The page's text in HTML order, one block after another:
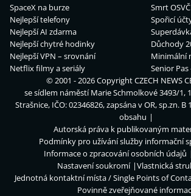
SpaceX na burze
Nejlepší telefony
Nejlepší AI zdarma
Nejlepší chytré hodinky
Nejlepší VPN – srovnání
Netflix filmy a seriály
Smrt OSVČ
Spořicí
Důchody
Minimální
Senior Pas
© 2001 - 2026 CopyrightCZECH NEWS
se sídlem náměstí Marie Schmolkové 3493/1,
Strašnice, IČO: 02346826, zapsána v OR, sp.zn.
obsahu
Autorská práva k publikovaným
Podmínky pro užívání služby informační
Informace o zpracování osobních údajů
Nastavení soukromí
Vlastnická
Jednotná kontaktní místa / Single Points of
Povinně zveřejňované